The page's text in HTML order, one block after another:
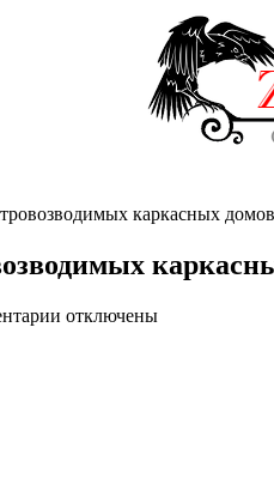
каркасных домов
котключены